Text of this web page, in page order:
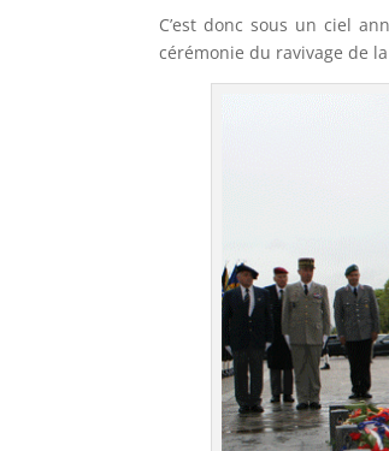
C’est donc sous un ciel
cérémonie du ravivage de